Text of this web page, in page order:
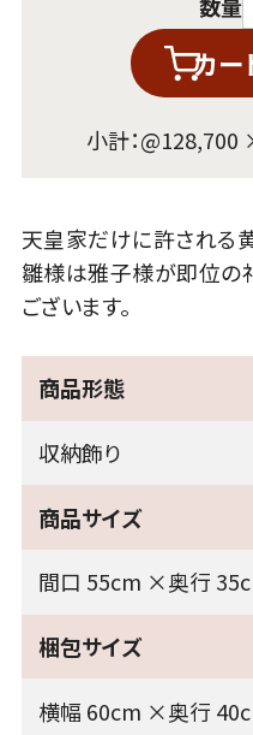
カー
小計：@128,700
天皇家だけに許される
雛様は雅子様が即位の
ございます。
商品形態
収納飾り
商品サイズ
間口 55cm ×奥行
梱包サイズ
横幅 60cm ×奥行